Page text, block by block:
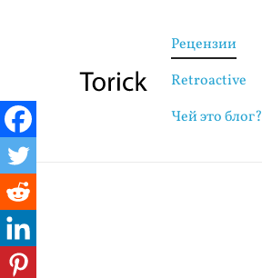
Рецензии
Retroactive
Чей это блог?